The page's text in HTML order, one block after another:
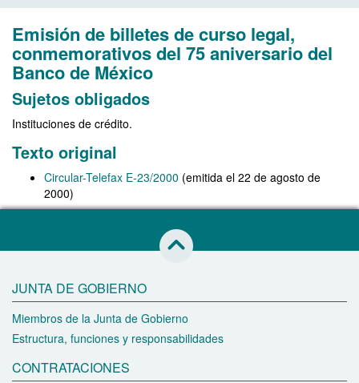
Emisión de billetes de curso legal,
conmemorativos del 75 aniversario del
Banco de México
Sujetos obligados
Instituciones de crédito.
Texto original
Circular-Telefax E-23/2000 (emitida el 22 de agosto de
2000)
JUNTA DE GOBIERNO
Miembros de la Junta de Gobierno
Estructura, funciones y responsabilidades
CONTRATACIONES